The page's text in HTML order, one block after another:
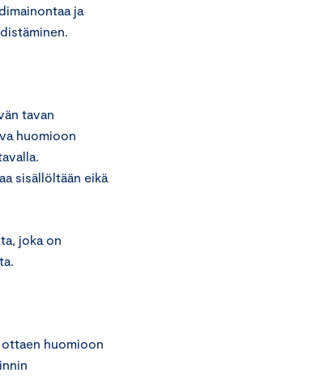
ja
tavan
huomioon
sisällöltään eikä
joka on
huomioon